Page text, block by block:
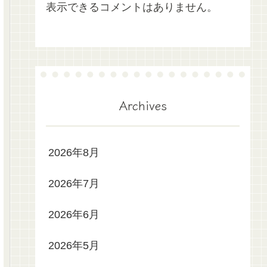
表示できるコメントはありません。
Archives
2026年8月
2026年7月
2026年6月
2026年5月